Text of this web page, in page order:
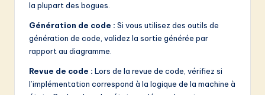
la plupart des bogues.
Génération de code : Si vous utilisez des outils de
génération de code, validez la sortie générée par
rapport au diagramme.
Revue de code : Lors de la revue de code, vérifiez si
l’implémentation correspond à la logique de la machine à